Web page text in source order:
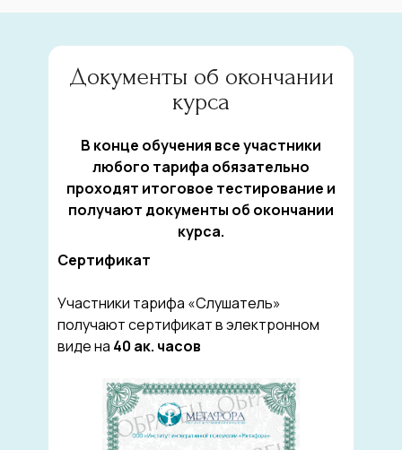
Документы об окончании
курса
Сертификат
Участники тарифа «Слушатель»
получают сертификат в электронном
виде на 40 ак. часов
В конце обучения все участники
любого тарифа обязательно
проходят итоговое тестирование и
получают документы об окончании
курса.